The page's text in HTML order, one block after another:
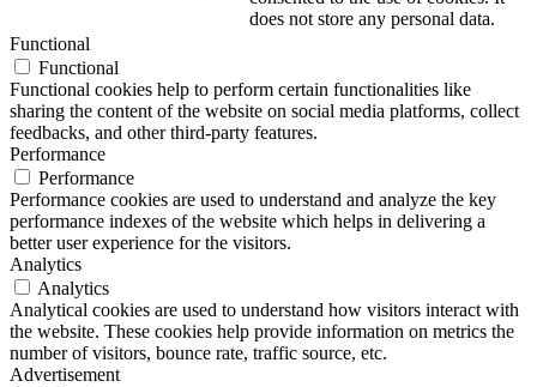
does not store any personal data.
Functional
Functional
Functional cookies help to perform certain functionalities like
sharing the content of the website on social media platforms, collect
feedbacks, and other third-party features.
Performance
Performance
Performance cookies are used to understand and analyze the key
performance indexes of the website which helps in delivering a
better user experience for the visitors.
Analytics
Analytics
Analytical cookies are used to understand how visitors interact with
the website. These cookies help provide information on metrics the
number of visitors, bounce rate, traffic source, etc.
Advertisement